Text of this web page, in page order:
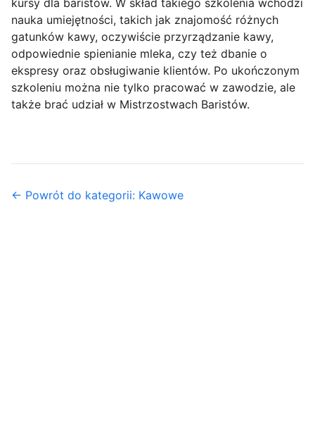
kursy dla baristów. W skład takiego szkolenia wchodzi
nauka umiejętności, takich jak znajomość różnych
gatunków kawy, oczywiście przyrządzanie kawy,
odpowiednie spienianie mleka, czy też dbanie o
ekspresy oraz obsługiwanie klientów. Po ukończonym
szkoleniu można nie tylko pracować w zawodzie, ale
także brać udział w Mistrzostwach Baristów.
← Powrót do kategorii: Kawowe